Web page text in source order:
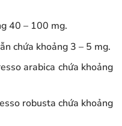
40 – 100 mg.
chứa khoảng 3 – 5 mg.
arabica chứa khoảng
robusta chứa khoảng